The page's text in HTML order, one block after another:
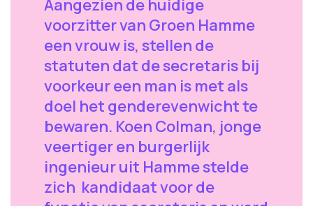
Aangezien de huidige
voorzitter van Groen Hamme
een vrouw is, stellen de
statuten dat de secretaris bij
voorkeur een man is met als
doel het genderevenwicht te
bewaren. Koen Colman, jonge
veertiger en burgerlijk
ingenieur uit Hamme stelde
zich kandidaat voor de